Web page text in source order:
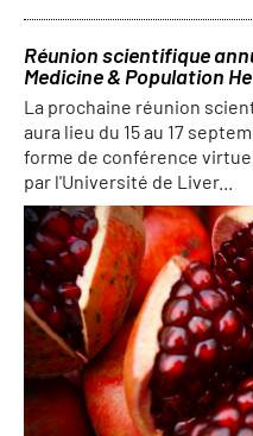
Réunion scientifique
Medicine & Population
La prochaine réunion
aura lieu du 15 au 17
forme de conférence
par l'Université de Liver...